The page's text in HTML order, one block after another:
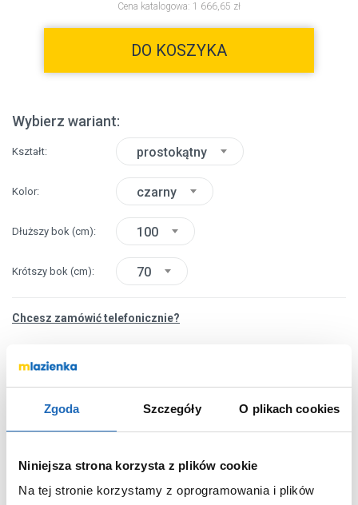
Zgoda Szczegóły O plikach cookies
Niniejsza strona korzysta z plików cookie
Na tej stronie korzystamy z oprogramowania i plików
Cena katalogowa: 1 666,65 zł
DO KOSZYKA
Wybierz wariant:
Kształt prostokątny
Kolor czarny
Dłuższy bok (cm) 100
Krótszy bok (cm) 70
Chcesz zamówić telefonicznie?
OPIS PRODUKTU
Seria
Kalait Black Stone
Nr katalogowy
33134CSTM2